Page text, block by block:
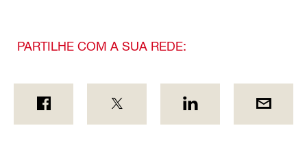
PARTILHE COM A SUA REDE: